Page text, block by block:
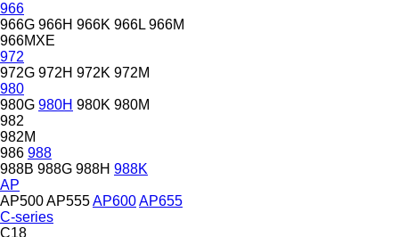
966
966G 966H 966K 966L 966M
966MXE
972
972G 972H 972K 972M
980
980G 980H 980K 980M
982
982M
986 988
988B 988G 988H 988K
AP
AP500AP555AP600AP655
C-series
C18